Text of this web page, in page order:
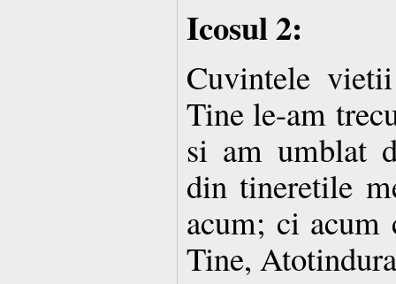
Icosul 2:
Cuvintele
Tine le-am
si am umblat
din tineretile
acum; ci acum
Tine,